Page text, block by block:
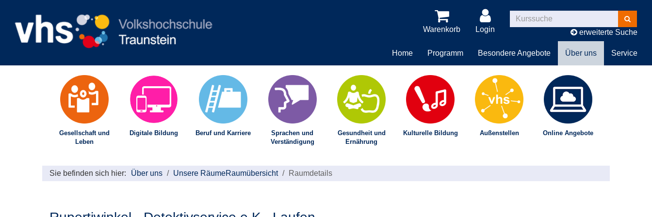
Warenkorb Login
Kurse
suchen
erweiterte Suche
Home Programm Besondere Angebote Über uns Service
Gesellschaft und
Leben
Digitale Bildung Beruf und Karriere
Sprachen und
Verständigung
Gesundheit und
Ernährung
Kulturelle Bildung Außenstellen Online Angebote
Sie befinden sich hier: Über uns Unsere RäumeRaumübersicht Raumdetails